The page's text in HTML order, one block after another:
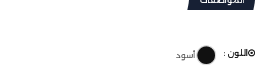
اللون : أسود